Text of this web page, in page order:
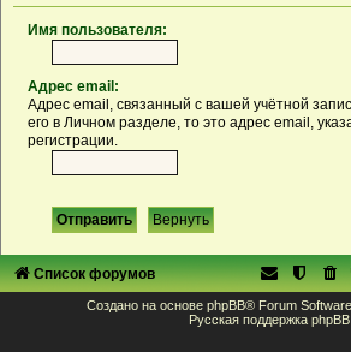
Имя пользователя:
Адрес email:
Адрес email, связанный с вашей учётной
его в Личном разделе, то это адрес email,
регистрации.
Список форумов
Создано на основе phpBB® Forum
Русская поддержка phpBB